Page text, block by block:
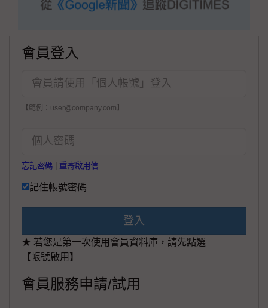
會員登入
【範例：user@company.com】
忘記密碼 重寄啟用信
記住帳號密碼
登入
★ 若您是第一次使用會員資料庫，請先點選
【帳號啟用】
會員服務申請/試用